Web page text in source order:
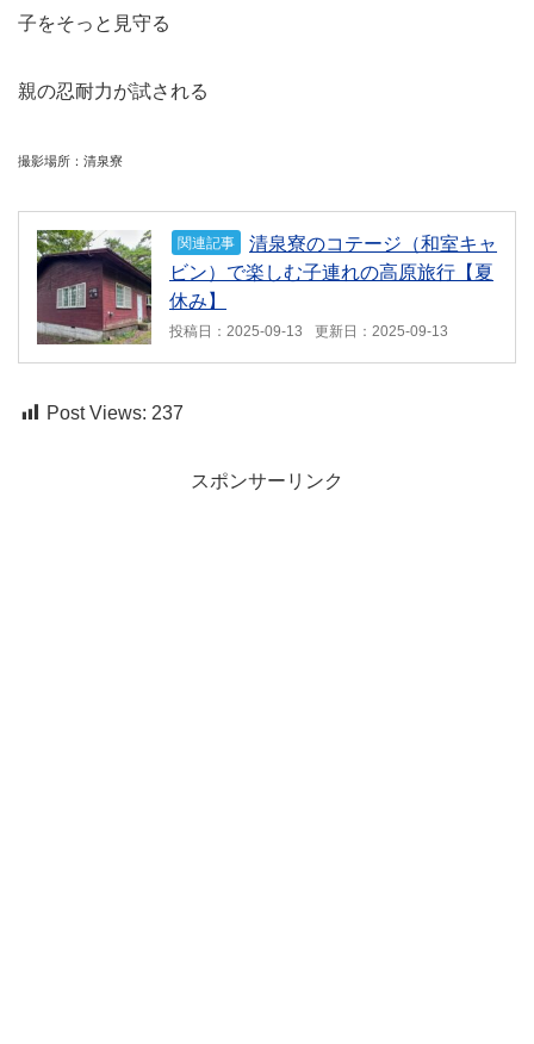
子をそっと見守る
親の忍耐力が試される
撮影場所：清泉寮
関連記事
清泉寮のコテージ（和室キャ
ビン）で楽しむ子連れの高原旅行【夏
休み】
投稿日：2025-09-13 更新日：2025-09-13
Post Views: 237
スポンサーリンク